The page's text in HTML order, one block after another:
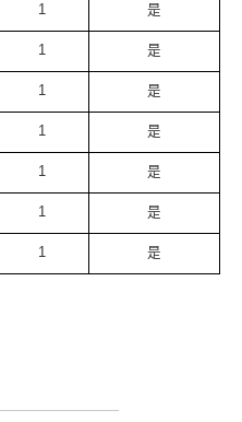
1 是
1 是
1 是
1 是
1 是
1 是
1 是